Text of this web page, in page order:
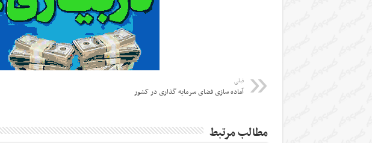
قبلی
آماده سازی فضای سرمایه گذاری در کشور
مطالب مرتبط